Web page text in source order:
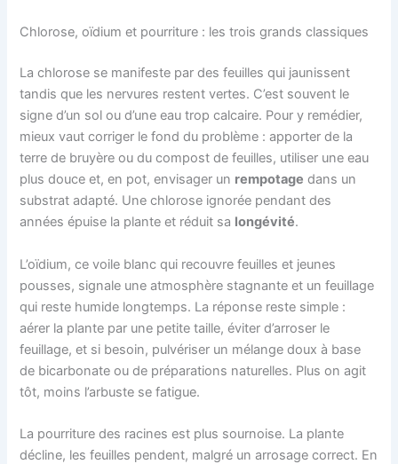
Chlorose, oïdium et pourriture : les trois grands classiques
La chlorose se manifeste par des feuilles qui jaunissent
tandis que les nervures restent vertes. C’est souvent le
signe d’un sol ou d’une eau trop calcaire. Pour y remédier,
mieux vaut corriger le fond du problème : apporter de la
terre de bruyère ou du compost de feuilles, utiliser une eau
plus douce et, en pot, envisager un rempotage dans un
substrat adapté. Une chlorose ignorée pendant des
années épuise la plante et réduit sa longévité.
L’oïdium, ce voile blanc qui recouvre feuilles et jeunes
pousses, signale une atmosphère stagnante et un feuillage
qui reste humide longtemps. La réponse reste simple :
aérer la plante par une petite taille, éviter d’arroser le
feuillage, et si besoin, pulvériser un mélange doux à base
de bicarbonate ou de préparations naturelles. Plus on agit
tôt, moins l’arbuste se fatigue.
La pourriture des racines est plus sournoise. La plante
décline, les feuilles pendent, malgré un arrosage correct. En